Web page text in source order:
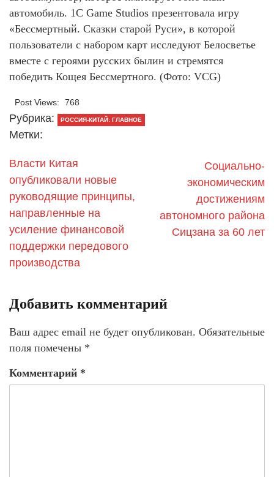
автомобиль. 1C Game Studios презентовала игру
«Бессмертный. Сказки старой Руси», в которой
пользователи с набором карт исследуют Белосветье
вместе с героями русских былин и стремятся
победить Кощея Бессмертного. (Фото: VCG)
Post Views: 768
Рубрика: РОССИЯ-КИТАЙ: ГЛАВНОЕ
Метки:
Власти Китая
опубликовали новые
руководящие принципы,
направленные на
усиление финансовой
поддержки передового
производства
Социально-
экономическим
достижениям
автономного района
Сицзана за 60 лет
Добавить комментарий
Ваш адрес email не будет опубликован. Обязательные
поля помечены *
Комментарий *